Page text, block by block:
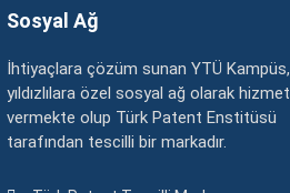
Sosyal Ağ
İhtiyaçlara çözüm sunan YTÜ Kampüs,
yıldızlılara özel sosyal ağ olarak hizmet
vermekte olup Türk Patent Enstitüsü
tarafından tescilli bir markadır.